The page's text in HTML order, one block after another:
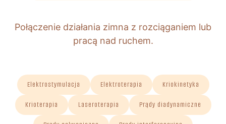
Połączenie działania zimna z rozciąganiem lub
pracą nad ruchem.
Elektrostymulacja Elektroterapia Kriokinetyka
Krioterapia Laseroterapia Prądy diadynamiczne